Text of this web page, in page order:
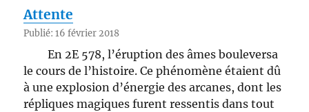
Attente
Publié: 16 février 2018
En 2E 578, l’éruption des âmes bouleversa
le cours de l’histoire. Ce phénomène étaient dû
à une explosion d’énergie des arcanes, dont les
répliques magiques furent ressentis dans tout